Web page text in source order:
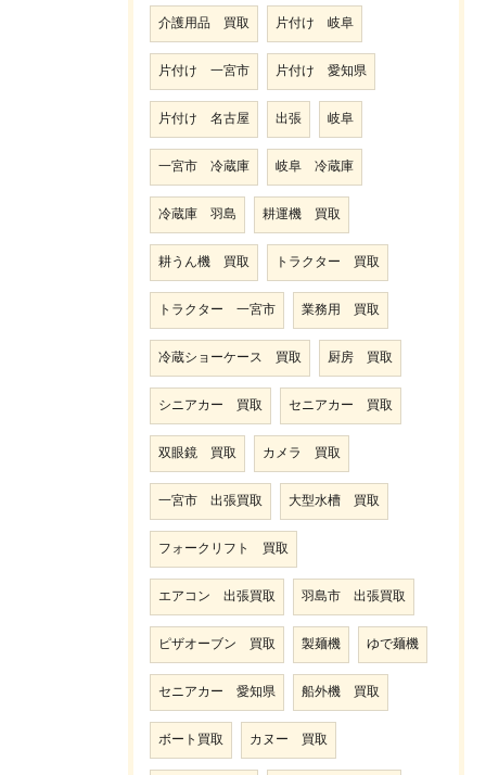
介護用品 買取 片付け 岐阜
片付け 一宮市 片付け 愛知県
片付け 名古屋 出張 岐阜
一宮市 冷蔵庫 岐阜 冷蔵庫
冷蔵庫 羽島 耕運機 買取
耕うん機 買取 トラクター 買取
トラクター 一宮市 業務用 買取
冷蔵ショーケース 買取 厨房 買取
シニアカー 買取 セニアカー 買取
双眼鏡 買取 カメラ 買取
一宮市 出張買取 大型水槽 買取
フォークリフト 買取
エアコン 出張買取 羽島市 出張買取
ピザオーブン 買取 製麺機 ゆで麺機
セニアカー 愛知県 船外機 買取
ボート買取 カヌー 買取